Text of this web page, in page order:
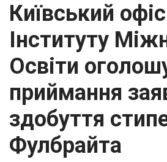
Київський офіс
Інституту
Освіти
приймання
здобуття
Фулбрайта